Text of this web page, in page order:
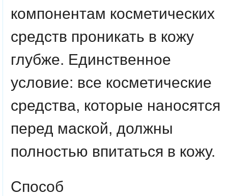
компонентам косметических
средств проникать в кожу
глубже. Единственное
условие: все косметические
средства, которые наносятся
перед маской, должны
полностью впитаться в кожу.
Способ